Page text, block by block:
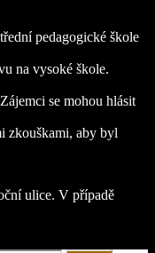
pedagogické škole
na vysoké škole.
se mohou hlásit
zkouškami, aby byl
ulice. V případě